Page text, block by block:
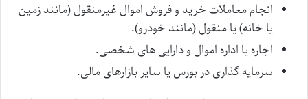
انجام معاملات خرید و فروش اموال غیرمنقول (مانند زمین
یا خانه) یا منقول (مانند خودرو).
اجاره یا اداره اموال و دارایی های شخصی.
سرمایه گذاری در بورس یا سایر بازارهای مالی.